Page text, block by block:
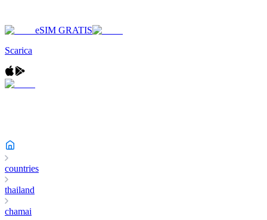
eSIM GRATIS
Scarica
countries
thailand
chamai